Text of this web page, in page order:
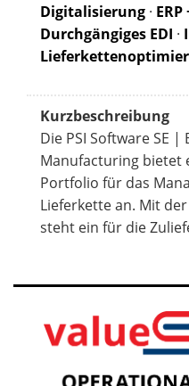
Digitalisierung ·
Durchgängiges EDI ·
Kurzbeschreibung
Die PSI Software SE
Manufacturing bietet
Portfolio für das
Lieferkette an. Mit
steht ein für die